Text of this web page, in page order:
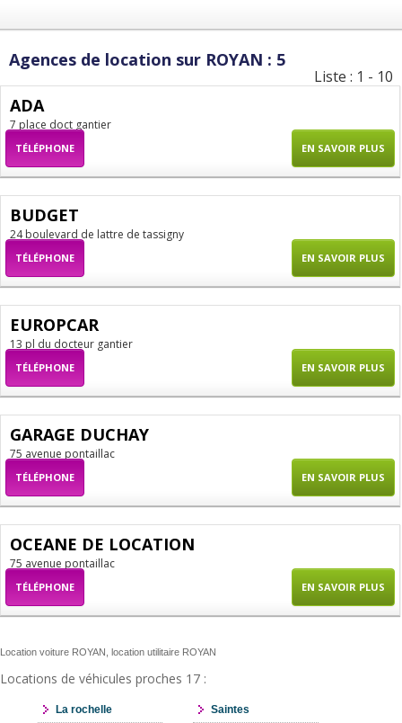
Agences de location sur ROYAN : 5
Liste : 1 - 10
ADA
7 place doct gantier
TÉLÉPHONE EN SAVOIR PLUS
BUDGET
24 boulevard de lattre de tassigny
TÉLÉPHONE EN SAVOIR PLUS
EUROPCAR
13 pl du docteur gantier
TÉLÉPHONE EN SAVOIR PLUS
GARAGE DUCHAY
75 avenue pontaillac
TÉLÉPHONE EN SAVOIR PLUS
OCEANE DE LOCATION
75 avenue pontaillac
TÉLÉPHONE EN SAVOIR PLUS
Location voiture ROYAN, location utilitaire ROYAN
Locations de véhicules proches 17 :
La rochelle Saintes